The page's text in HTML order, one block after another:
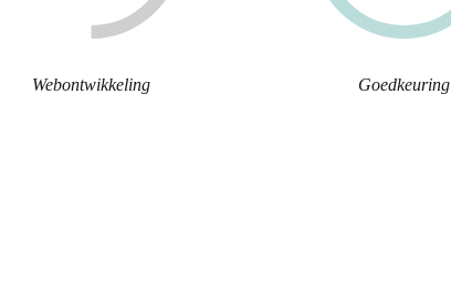
Webontwikkeling Goedkeuring